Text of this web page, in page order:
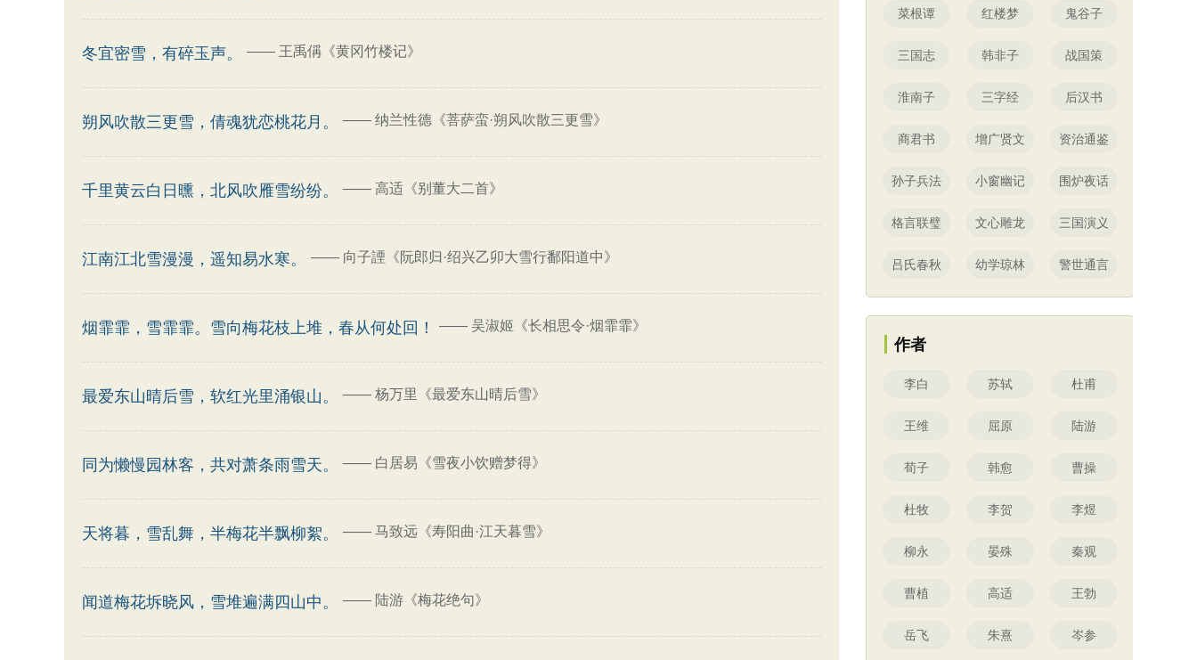
冬宜密雪，有碎玉声。 —— 王禹偁《黄冈竹楼记》
朔风吹散三更雪，倩魂犹恋桃花月。 —— 纳兰性德《菩萨蛮·朔风吹散三更雪》
千里黄云白日曛，北风吹雁雪纷纷。 —— 高适《别董大二首》
江南江北雪漫漫，遥知易水寒。 —— 向子諲《阮郎归·绍兴乙卯大雪行鄱阳道中》
烟霏霏，雪霏霏。雪向梅花枝上堆，春从何处回！ —— 吴淑姬《长相思令·烟霏霏》
最爱东山晴后雪，软红光里涌银山。 —— 杨万里《最爱东山晴后雪》
同为懒慢园林客，共对萧条雨雪天。 —— 白居易《雪夜小饮赠梦得》
天将暮，雪乱舞，半梅花半飘柳絮。 —— 马致远《寿阳曲·江天暮雪》
闻道梅花坼晓风，雪堆遍满四山中。 —— 陆游《梅花绝句》
菜根谭 红楼梦 鬼谷子
三国志 韩非子 战国策
淮南子 三字经 后汉书
商君书 增广贤文 资治通鉴
孙子兵法 小窗幽记 围炉夜话
格言联璧 文心雕龙 三国演义
吕氏春秋 幼学琼林 警世通言
作者
李白 苏轼 杜甫
王维 屈原 陆游
荀子 韩愈 曹操
杜牧 李贺 李煜
柳永 晏殊 秦观
曹植 高适 王勃
岳飞 朱熹 岑参